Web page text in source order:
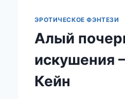
ЭРОТИЧЕСКОЕ ФЭНТЕЗИ
Алый
искушения
Кейн